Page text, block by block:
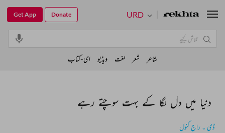
دنیا میں دل لگا کے بہت سوچتے رہے
ڈی ۔ راج کنول
URD
Get App Donate
شاعر شعر لغت ویڈیو ای-کتاب